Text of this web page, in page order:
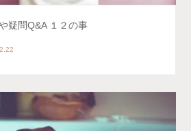
疑問Q&A １２の事